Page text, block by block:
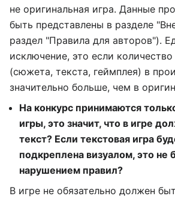
не оригинальная игра. Данные
быть представлены в разделе
раздел "Правила для авторов").
исключение, это если количество
(сюжета, текста, геймплея) в
значительно больше, чем в
На конкурс принимаются
игры, это значит, что в игре
текст? Если текстовая игра
подкреплена визуалом, это не
нарушением правил?
В игре не обязательно должен